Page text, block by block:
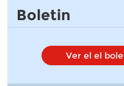
Boletin
Ver el el